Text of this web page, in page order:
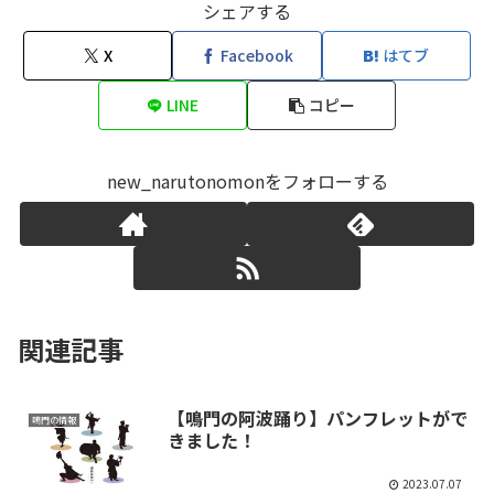
シェアする
X Facebook はてブ
LINE コピー
new_narutonomonをフォローする
関連記事
鳴門の情報
【鳴門の阿波踊り】パンフレットがで
きました！
2023.07.07